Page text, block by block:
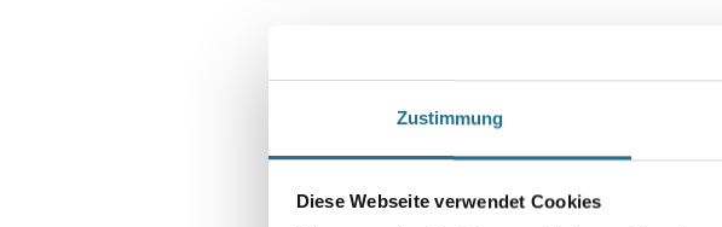
Zustimmung
Diese Webseite verwendet Cookies